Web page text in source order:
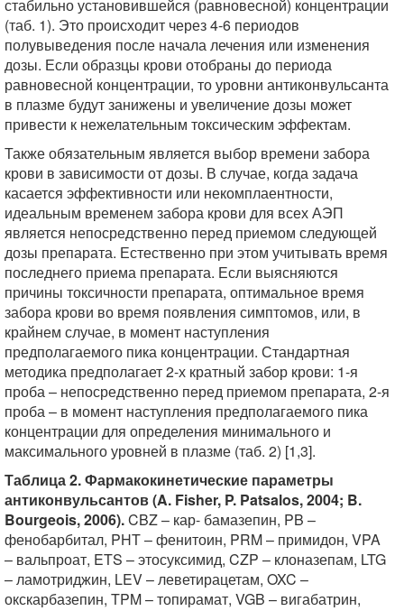
стабильно установившейся (равновесной) концентрации
(таб. 1). Это происходит через 4-6 периодов
полувыведения после начала лечения или изменения
дозы. Если образцы крови отобраны до периода
равновесной концентрации, то уровни антиконвульсанта
в плазме будут занижены и увеличение дозы может
привести к нежелательным токсическим эффектам.
Также обязательным является выбор времени забора
крови в зависимости от дозы. В случае, когда задача
касается эффективности или некомплаентности,
идеальным временем забора крови для всех АЭП
является непосредственно перед приемом следующей
дозы препарата. Естественно при этом учитывать время
последнего приема препарата. Если выясняются
причины токсичности препарата, оптимальное время
забора крови во время появления симптомов, или, в
крайнем случае, в момент наступления
предполагаемого пика концентрации. Стандартная
методика предполагает 2-х кратный забор крови: 1-я
проба – непосредственно перед приемом препарата, 2-я
проба – в момент наступления предполагаемого пика
концентрации для определения минимального и
максимального уровней в плазме (таб. 2) [1,3].
Таблица 2. Фармакокинетические параметры
антиконвульсантов (A. Fisher, P. Patsalos, 2004; B.
Bourgeois, 2006).CBZ – кар- бамазепин, PB –
фенобарбитал, PHT – фенитоин, PRM – примидон, VPA
– вальпроат, ETS – этосуксимид, CZP – клоназепам, LTG
– ламотриджин, LEV – леветирацетам, OXC –
окскарбазепин, TPM – топирамат, VGB – вигабатрин,